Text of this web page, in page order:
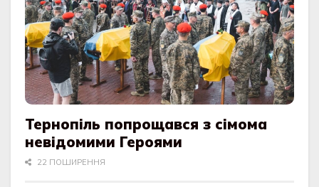
Тернопіль попрощався з сімома
невідомими Героями
22 ПОШИРЕННЯ